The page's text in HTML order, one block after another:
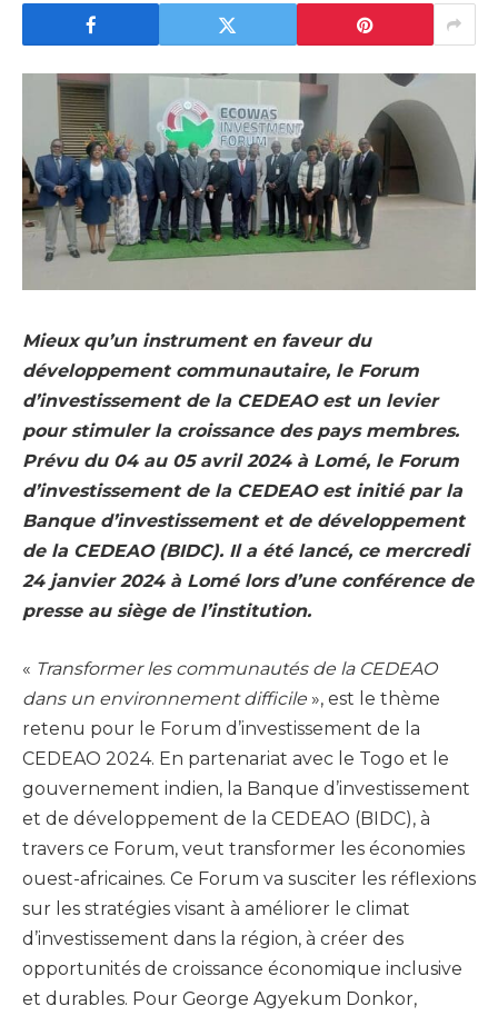
Mieux qu’un instrument en faveur du
développement communautaire, le Forum
d’investissement de la CEDEAO est un levier
pour stimuler la croissance des pays membres.
Prévu du 04 au05 avril 2024 à Lomé, le Forum
d’investissement de la CEDEAO est initié par la
Banque d’investissement et de développement
de la CEDEAO (BIDC). Il a été lancé, ce mercredi
24 janvier 2024 à Lomé lors d’une conférence de
presse au siège de l’institution.
« Transformer les communautés de la CEDEAO
dans un environnement difficile », est le thème
retenu pour le Forum d’investissement de la
CEDEAO 2024. En partenariat avec le Togo et le
gouvernement indien, la Banque d’investissement
et de développement de la CEDEAO (BIDC), à
travers ce Forum, veut transformer les économies
ouest-africaines. Ce Forum va susciter les réflexions
sur les stratégies visant à améliorer le climat
d’investissement dans la région, à créer des
opportunités de croissance économique inclusive
et durables. Pour George Agyekum Donkor,